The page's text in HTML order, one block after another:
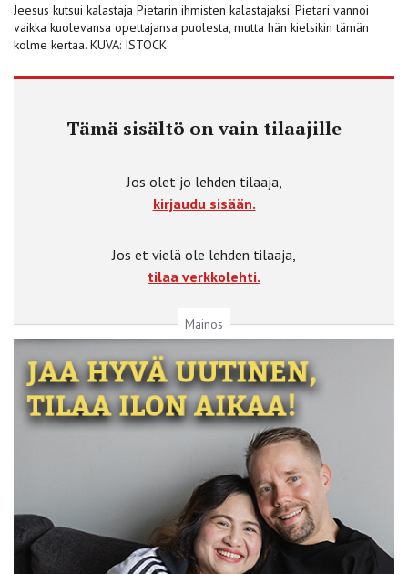
Jeesus kutsui kalastaja Pietarin ihmisten kalastajaksi. Pietari vannoi
vaikka kuolevansa opettajansa puolesta, mutta hän kielsikin tämän
kolme kertaa. KUVA: ISTOCK
Tämä sisältö on vain tilaajille
Jos olet jo lehden tilaaja,
kirjaudu sisään.
Jos et vielä ole lehden tilaaja,
tilaa verkkolehti.
Mainos